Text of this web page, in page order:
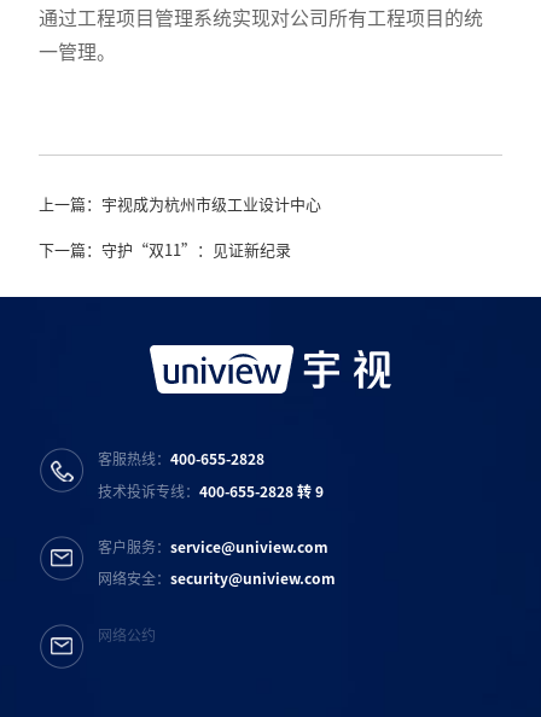
通过工程项目管理系统实现对公司所有工程项目的统
一管理。
上一篇：宇视成为杭州市级工业设计中心
下一篇：守护“双11”：见证新纪录
客服热线：400-655-2828
技术投诉专线：400-655-2828 转 9
客户服务：service@uniview.com
网络安全：security@uniview.com
网络公约